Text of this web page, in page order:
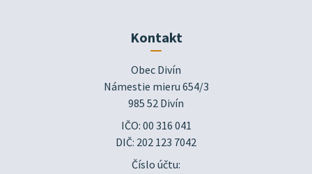
Kontakt
Obec Divín
Námestie mieru 654/3
985 52 Divín
IČO: 00 316 041
DIČ: 202 123 7042
Číslo účtu: